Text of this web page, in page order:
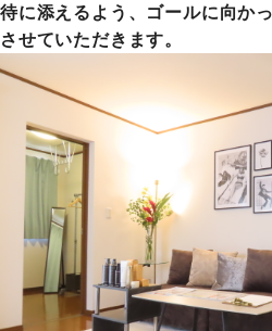
待に添えるよう、ゴールに向か
させていただきます。